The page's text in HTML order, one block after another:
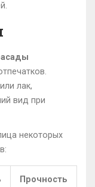
лак,
вид при
некоторых
Прочность